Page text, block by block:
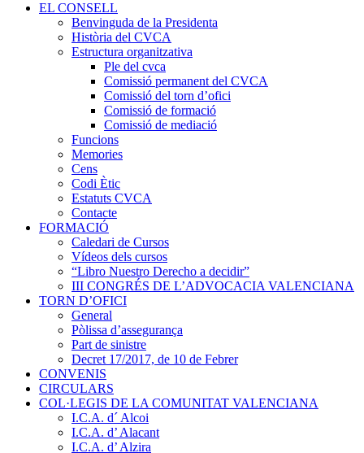
EL CONSELL
Benvinguda de la Presidenta
Història del CVCA
Estructura organitzativa
Ple del cvca
Comissió permanent del CVCA
Comissió del torn d’ofici
Comissió de formació
Comissió de mediació
Funcions
Memories
Cens
Codi Ètic
Estatuts CVCA
Contacte
FORMACIÓ
Caledari de Cursos
Vídeos dels cursos
“Libro Nuestro Derecho a decidir”
III CONGRÉS DE L’ADVOCACIA VALENCIANA
TORN D’OFICI
General
Pòlissa d’assegurança
Part de sinistre
Decret 17/2017, de 10 de Febrer
CONVENIS
CIRCULARS
COL·LEGIS DE LA COMUNITAT VALENCIANA
I.C.A. d´ Alcoi
I.C.A. d’ Alacant
I.C.A. d’ Alzira